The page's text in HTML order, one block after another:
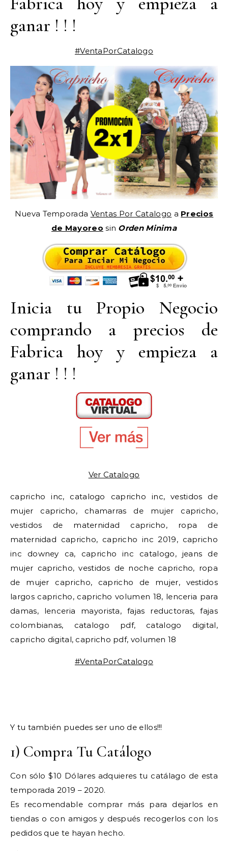
ganar ! ! !
#VentaPorCatalogo
Nueva Temporada Ventas Por Catalogo a Precios
de Mayoreo sin Orden Minima
Inicia tu Propio Negocio
comprando a precios de
Fabrica hoy y empieza a
ganar ! ! !
Ver Catalogo
capricho inc, catalogo capricho inc, vestidos de
mujer capricho, chamarras de mujer capricho,
vestidos de maternidad capricho, ropa de
maternidad capricho, capricho inc 2019, capricho
inc downey ca, capricho inc catalogo, jeans de
mujer capricho, vestidos de noche capricho, ropa
de mujer capricho, capricho de mujer, vestidos
largos capricho, capricho volumen 18, lenceria para
damas, lenceria mayorista, fajas reductoras, fajas
colombianas, catalogo pdf, catalogo digital,
capricho digital, capricho pdf, volumen 18
#VentaPorCatalogo
Y tu también puedes ser uno de ellos!!!
1) Compra Tu Catálogo
Con sólo $10 Dólares adquieres tu catálago de esta
temporada 2019 – 2020.
Es recomendable comprar más para dejarlos en
tiendas o con amigos y después recogerlos con los
pedidos que te hayan hecho.